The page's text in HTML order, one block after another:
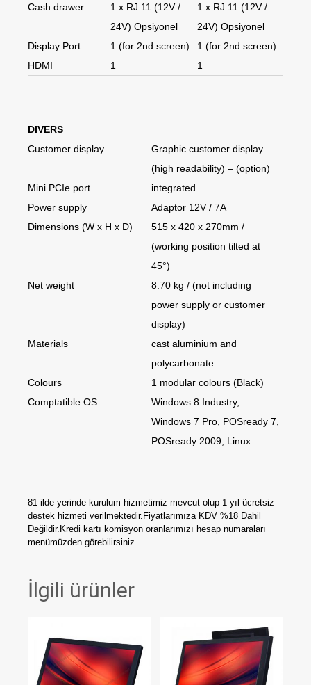
Cash drawer
1 x RJ 11 (12V /
24V) Opsiyonel
1 x RJ 11 (12V /
24V) Opsiyonel
Display Port
1 (for 2nd screen)
1 (for 2nd screen)
HDMI
1 1
DIVERS
Customer display
Graphic customer display
(high readability) – (option)
Mini PCIe port
integrated
Power supply
Adaptor 12V / 7A
Dimensions (W x H x D)
515 x 420 x 270mm /
(working position tilted at
45°)
Net weight
8.70 kg / (not including
power supply or customer
display)
Materials
cast aluminium and
polycarbonate
Colours
1 modular colours (Black)
Comptatible OS
Windows 8 Industry,
Windows 7 Pro, POSready 7,
POSready 2009, Linux
81 ilde yerinde kurulum hizmetimiz mevcut olup 1 yıl ücretsiz
destek hizmeti verilmektedir.Fiyatlarımıza KDV %18 Dahil
Değildir.Kredi kartı komisyon oranlarımızı hesap numaraları
menümüzden görebilirsiniz.
İlgili ürünler